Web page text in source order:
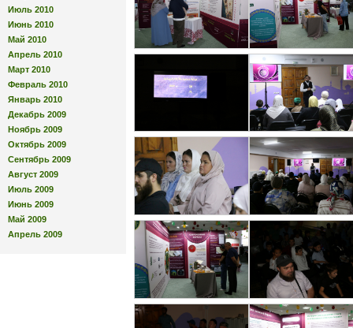
Июль 2010
Июнь 2010
Май 2010
Апрель 2010
Март 2010
Февраль 2010
Январь 2010
Декабрь 2009
Ноябрь 2009
Октябрь 2009
Сентябрь 2009
Август 2009
Июль 2009
Июнь 2009
Май 2009
Апрель 2009